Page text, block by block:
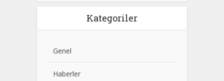
Kategoriler
Genel
Haberler